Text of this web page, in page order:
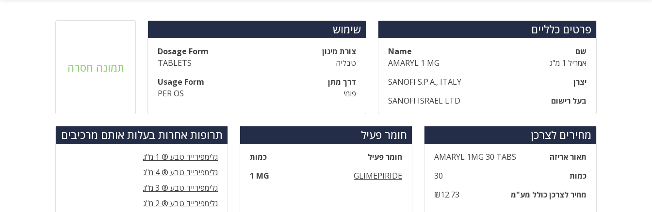
פרטים כלליים
שם
Name
אמריל 1 מ"ג
AMARYL 1 MG
יצרן
SANOFI S.P.A., ITALY
בעל רישום
SANOFI ISRAEL LTD
שימוש
צורת מינון
Dosage Form
טבליה
TABLETS
דרך מתן
Usage Form
פומי
PER OS
תמונה חסרה
מחירים לצרכן
תאור אריזה
AMARYL 1MG 30 TABS
כמות
30
מחיר לצרכן כולל מע"מ
₪12.73
חומר פעיל
חומר פעיל
כמות
GLIMEPIRIDE
1 MG
תרופות אחרות בעלות אותם מרכיבים
גלימפירייד טבע ® 1 מ"ג
גלימפירייד טבע ® 4 מ"ג
גלימפירייד טבע ® 3 מ"ג
גלימפירייד טבע ® 2 מ"ג